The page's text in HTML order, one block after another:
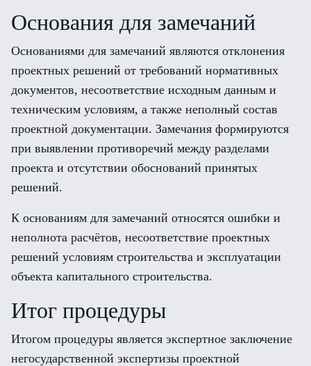
Основания для замечаний
Основаниями для замечаний являются отклонения
проектных решений от требований нормативных
документов, несоответствие исходным данным и
техническим условиям, а также неполный состав
проектной документации. Замечания формируются
при выявлении противоречий между разделами
проекта и отсутствии обоснований принятых
решений.
К основаниям для замечаний относятся ошибки и
неполнота расчётов, несоответствие проектных
решений условиям строительства и эксплуатации
объекта капитального строительства.
Итог процедуры
Итогом процедуры является экспертное заключение
негосударственной экспертизы проектной